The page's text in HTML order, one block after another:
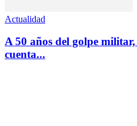
Actualidad
A 50 años del golpe
cuenta...